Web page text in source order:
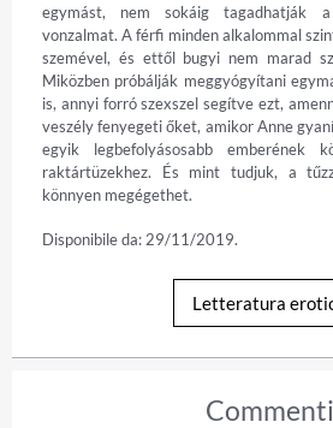
egymást, nem sokáig tagadhatják
vonzalmat. A férfi minden alkalommal
szemével, és ettől bugyi nem marad
Miközben próbálják meggyógyítani
is, annyi forró szexszel segítve ezt,
veszély fenyegeti őket, amikor Anne
egyik legbefolyásosabb emberének
raktártüzekhez. És mint tudjuk, a
könnyen megégethet.
Disponibile da: 29/11/2019.
Letteratura
Commenti